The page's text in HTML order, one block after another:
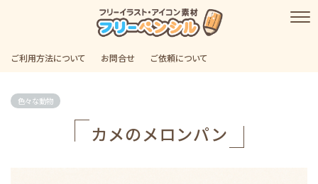
ご利用方法について お問合せ ご依頼について
色々な動物
カメのメロンパン